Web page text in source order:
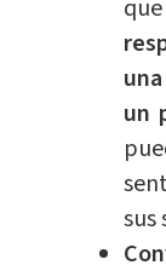
un
sus